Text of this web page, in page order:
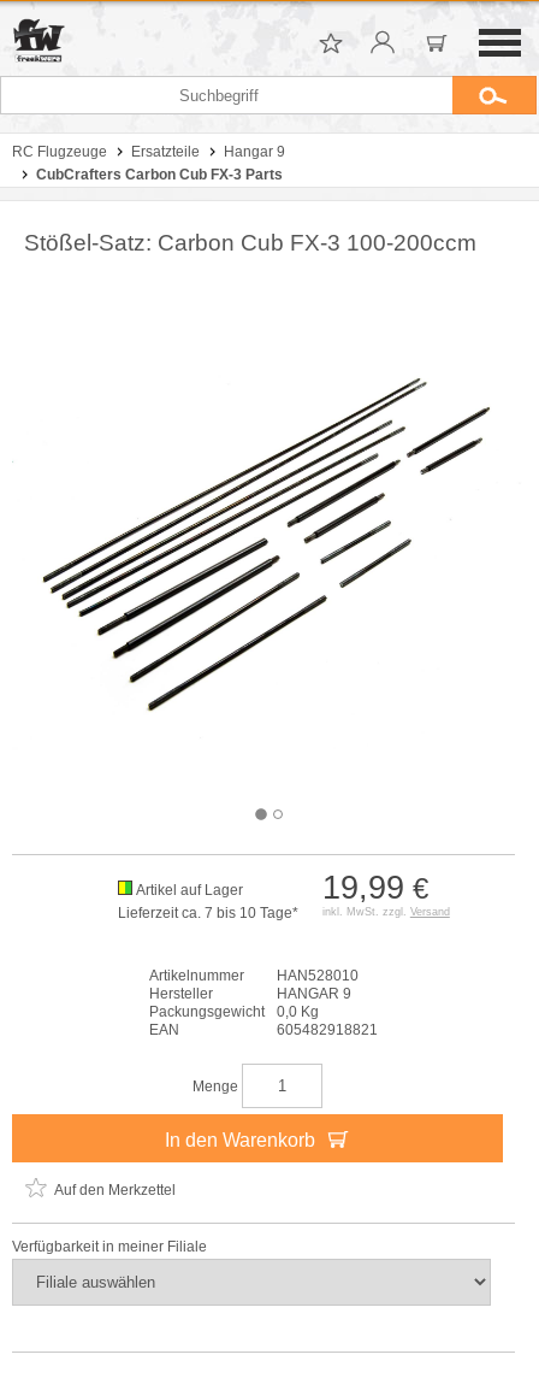
RC Flugzeuge Ersatzteile
Hangar 9
CubCrafters Carbon Cub FX-3 Parts
Stößel-Satz: Carbon Cub FX-3 100-200ccm
19,99 €
inkl. MwSt. zzgl. Versand
Artikel auf Lager
Lieferzeit ca. 7 bis 10 Tage*
Artikelnummer
HAN528010
Hersteller
HANGAR 9
Packungsgewicht
0,0 Kg
EAN
605482918821
Menge
In den Warenkorb
Auf den Merkzettel
Verfügbarkeit in meiner Filiale